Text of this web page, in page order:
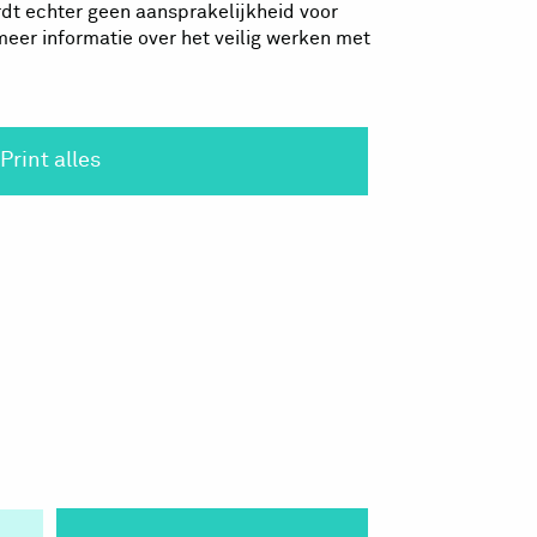
echter geen aansprakelijkheid voor
informatie over het veilig werken met
Print alles